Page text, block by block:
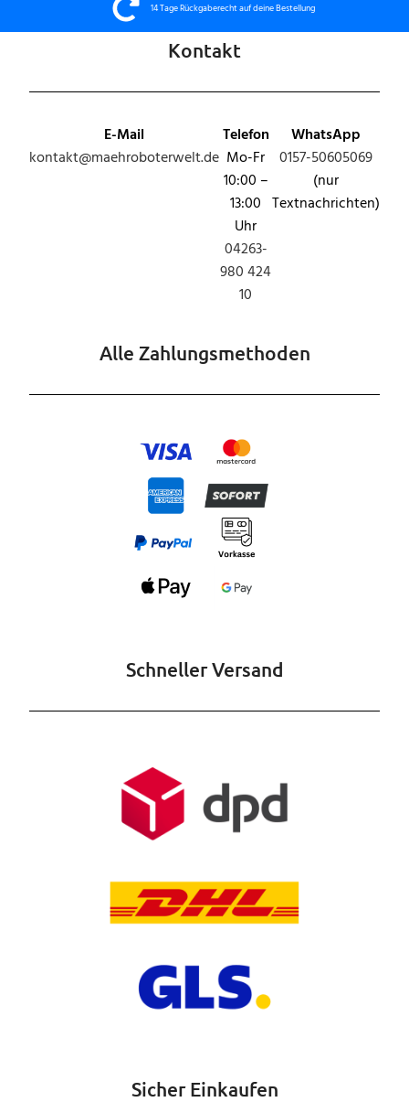
14 Tage Rückgaberecht auf deine Bestellung
Kontakt
E-Mail
kontakt@maehroboterwelt.de
Telefon
Mo-Fr
10:00 –
13:00
Uhr
04263-
980 424
10
WhatsApp
0157-50605069
(nur
Textnachrichten)
Alle Zahlungsmethoden
Schneller Versand
Sicher Einkaufen